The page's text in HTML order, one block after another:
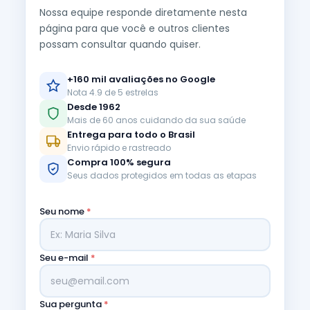
Nossa equipe responde diretamente nesta
página para que você e outros clientes
possam consultar quando quiser.
+160 mil avaliações no Google
Nota 4.9 de 5 estrelas
Desde 1962
Mais de 60 anos cuidando da sua saúde
Entrega para todo o Brasil
Envio rápido e rastreado
Compra 100% segura
Seus dados protegidos em todas as etapas
Seu nome *
Seu e-mail *
Sua pergunta *